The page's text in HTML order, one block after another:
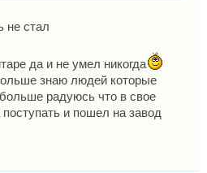
не стал
да и не умел никогда
знаю людей которые
радуюсь что в свое
и пошел на завод